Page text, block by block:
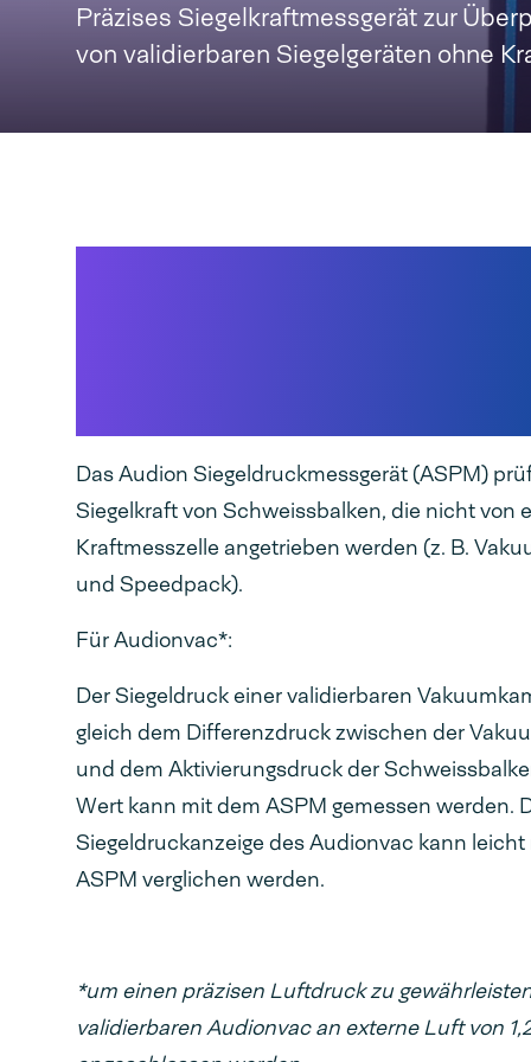
Präzises Siegelkraftmessgerät zur
von validierbaren Siegelgeräten ohne
Das Audion Siegeldruckmessgerät (ASPM)
Siegelkraft von Schweissbalken, die nicht von
Kraftmesszelle angetrieben werden (z. B.
und Speedpack).
Für Audionvac*:
Der Siegeldruck einer validierbaren
gleich dem Differenzdruck zwischen der
und dem Aktivierungsdruck der
Wert kann mit dem ASPM gemessen werden.
Siegeldruckanzeige des Audionvac kann
ASPM verglichen werden.
*um einen präzisen Luftdruck zu
validierbaren Audionvac an externe Luft von